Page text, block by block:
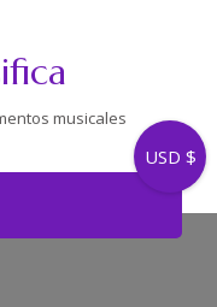
musicales
USD $